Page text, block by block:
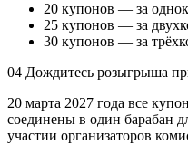
20 купонов — за
25 купонов — за
30 купонов — за
04 Дождитесь розыгрыша
20 марта 2027 года все
соединены в один барабан
участии организаторов